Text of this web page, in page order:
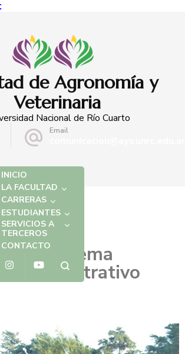
de Agronomía y
Veterinaria
Nacional de Río Cuarto
Email
INICIO
LA FACULTAD
CARRERAS
ESTUDIANTES
SERVICIOS A
TERCEROS
CONTACTOSistema
Demostrativo